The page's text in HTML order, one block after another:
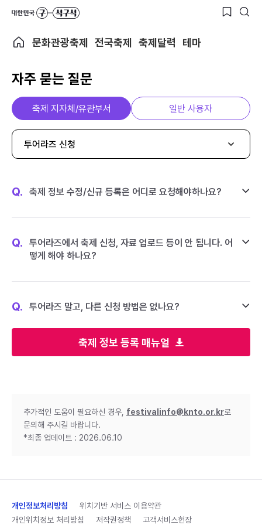
문화관광축제 전국축제 축제달력 테마
자주 묻는 질문
축제 정보 등록 매뉴얼
축제 지자체/유관부서 일반 사용자
투어라즈 신청
Q. 축제 정보 수정/신규 등록은 어디로 요청해야하나요?
Q.
투어라즈에서 축제 신청, 자료 업로드 등이 안 됩니다. 어
떻게 해야 하나요?
Q. 투어라즈 말고, 다른 신청 방법은 없나요?
추가적인 도움이 필요하신 경우, festivalinfo@knto.or.kr로
문의해 주시길 바랍니다.
*최종 업데이트 : 2026.06.10
개인정보처리방침
위치기반 서비스 이용약관
개인위치정보 처리방침
저작권정책 고객서비스헌장